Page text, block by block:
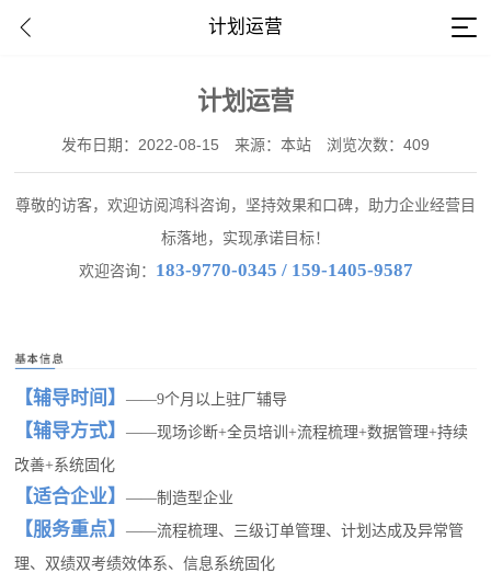
计划运营
计划运营
发布日期：2022-08-15 来源：本站 浏览次数：409
尊敬的访客，欢迎访阅鸿科咨询，坚持效果和口碑，助力企业经营目
标落地，实现承诺目标！
欢迎咨询： 183-9770-0345 / 159-1405-9587
【辅导时间 】——9个月以上驻厂辅导
【辅导方式】——现场诊断+全员培训+流程梳理+数据管理+持续
改善+系统固化
【适合企业】——制造型企业
【服务重点】——流程梳理、三级订单管理、计划达成及异常管
理、双绩双考绩效体系、信息系统固化